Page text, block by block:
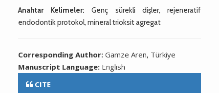
Anahtar Kelimeler: Genç sürekli dişler, rejeneratif
endodontik protokol, mineral trioksit agregat
Corresponding Author:Gamze Aren, Türkiye
Manuscript Language: English
CITE